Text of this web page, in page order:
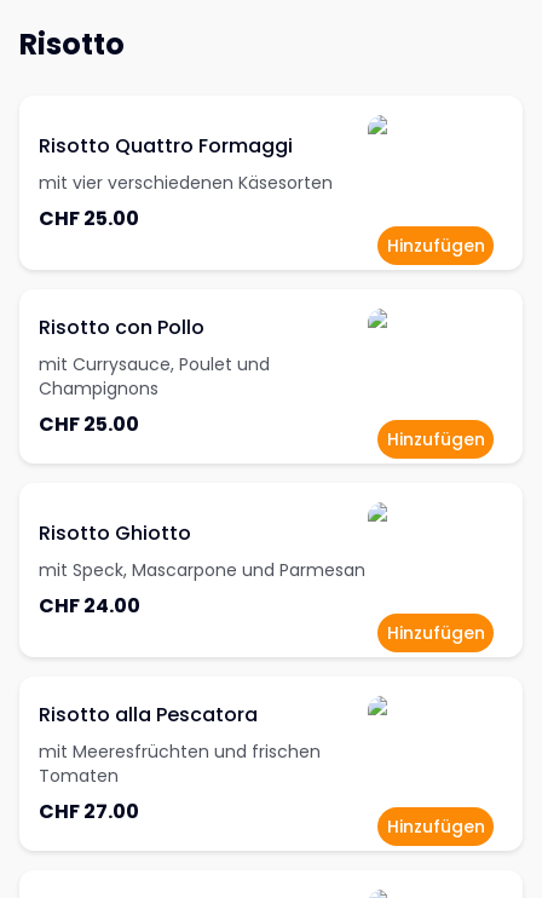
Risotto
Risotto Quattro Formaggi
mit vier verschiedenen Käsesorten
CHF 25.00
Hinzufügen
Risotto con Pollo
mit Currysauce, Poulet und
Champignons
CHF 25.00
Hinzufügen
Risotto Ghiotto
mit Speck, Mascarpone und Parmesan
CHF 24.00
Hinzufügen
Risotto alla Pescatora
mit Meeresfrüchten und frischen
Tomaten
CHF 27.00
Hinzufügen